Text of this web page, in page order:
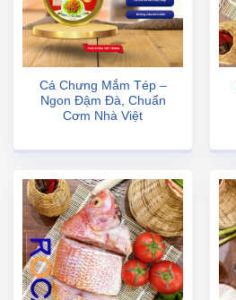
Cá Chưng Mắm Tép –
Ngon Đậm Đà, Chuẩn
Cơm Nhà Việt